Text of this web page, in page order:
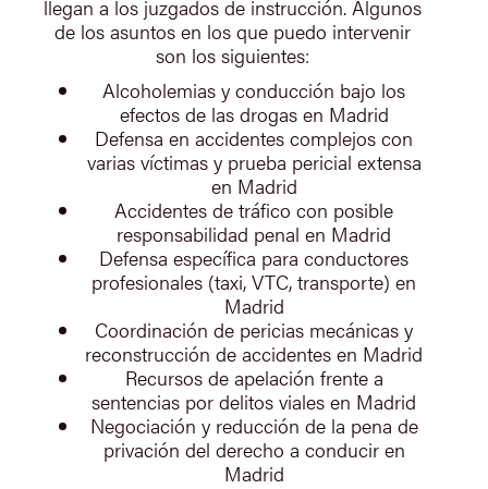
llegan a los juzgados de instrucción. Algunos
de los asuntos en los que puedo intervenir
son los siguientes:
Alcoholemias y conducción bajo los
efectos de las drogas en Madrid
Defensa en accidentes complejos con
varias víctimas y prueba pericial extensa
en Madrid
Accidentes de tráfico con posible
responsabilidad penal en Madrid
Defensa específica para conductores
profesionales (taxi, VTC, transporte) en
Madrid
Coordinación de pericias mecánicas y
reconstrucción de accidentes en Madrid
Recursos de apelación frente a
sentencias por delitos viales en Madrid
Negociación y reducción de la pena de
privación del derecho a conducir en
Madrid